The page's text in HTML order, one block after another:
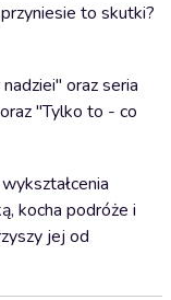
to skutki?
oraz seria
"Tylko to - co
kocha podróże i
jej od